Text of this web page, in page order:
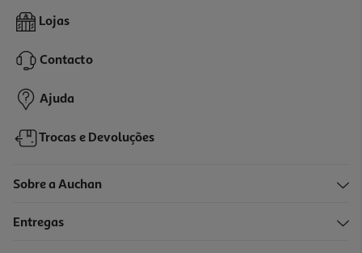
Lojas
Contacto
Ajuda
Trocas e Devoluções
Sobre a Auchan
Entregas